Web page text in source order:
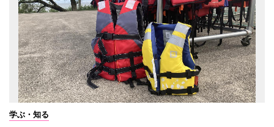
学ぶ・知る